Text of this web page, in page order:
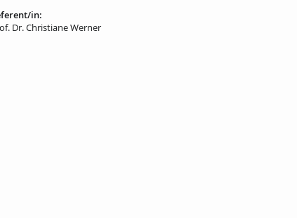
in:
Dr. Christiane Werner